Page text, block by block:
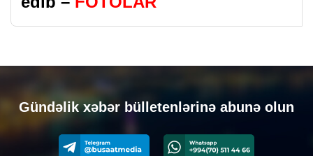
Gündəlik xəbər bülletenlərinə abunə olun